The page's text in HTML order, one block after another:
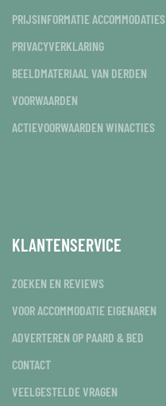
PRIJSINFORMATIE ACCOMMODATIES
PRIVACYVERKLARING
BEELDMATERIAAL VAN DERDEN
VOORWAARDEN
ACTIEVOORWAARDEN WINACTIES
KLANTENSERVICE
ZOEKEN EN REVIEWS
VOOR ACCOMMODATIE EIGENAREN
ADVERTEREN OP PAARD & BED
CONTACT
VEELGESTELDE VRAGEN